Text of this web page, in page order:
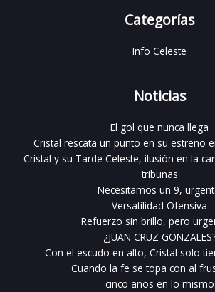
Categorías
Info Celeste
Noticias
El gol que nunca llega
Cristal rescata un punto en su estreno
Cristal y su Tarde Celeste, ilusión en la
tribunas
Necesitamos un 9,
Versatilidad Ofensiva
Refuerzo sin brillo, pero
¿JUAN CRUZ
Con el escudo en alto, Cristal solo
Cuando la fe se topa con al
cinco años en lo mismo